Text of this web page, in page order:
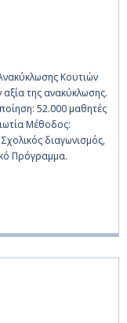
Κουτιών
της ανακύκλωσης.
52.000 μαθητές
Μέθοδος:
διαγωνισμός,
Πρόγραμμα.